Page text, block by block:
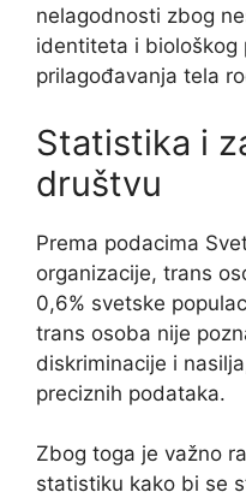
nelagodnosti zbog
identiteta i biološkog
prilagođavanja tela
Statistika i
društvu
Prema podacima
organizacije, trans
0,6% svetske
trans osoba nije
diskriminacije i
preciznih podataka.
Zbog toga je važno
statistiku kako bi se